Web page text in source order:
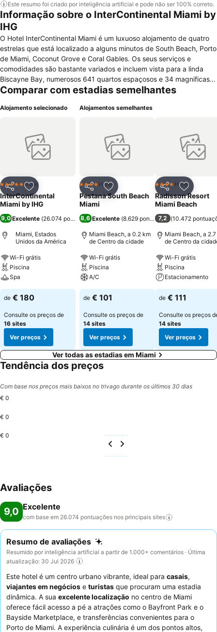
Este resumo foi criado por inteligência artificial e pode não ser 100% correto.
Informação sobre o InterContinental Miami by
IHG
O Hotel InterContinental Miami é um luxuoso alojamento de quatro
estrelas que está localizado a alguns minutos de South Beach, Porto
de Miami, Coconut Grove e Coral Gables. Os seus serviços e
comodidades são bastante variados e incluem vista para a linda
Biscayne Bay, numerosos 641 quartos espaçosos e 34 magnificas
suites, 6.131 m² de espaço para reuniões e salões de baile, 30 salas
idiomas), acesso de alta velocidade à internet /áudio/vídeo
a vapor/sauna seca, centro empresarial 24 horas, concierge, serviço
de quarto 24 horas, loja de recordações, floricultura, restaurantes,
bares, quartos para não fumadores e acessos para pessoas com
com janelas grandes com vistas incríveis, acesso de alta velocidade
à internet, banheiros em mármore com banheira e vestiário
separados, filmes pay-per-view, televisão premium via cabo, video
tábua de engomar.
Comparar com estadias semelhantes
Alojamento selecionado
PartilharAdicionar aos favoritos
5 EstrelasHotel
InterContinental
Miami by IHG
9,0 Excelente (26.074 pontuações)
Miami, Estados
Unidos da América
Wi-Fi grátis
Piscina
Spa
de € 180
Consulte os preços de
16 sites
Ver preços
Alojamentos semelhantes
PartilharAdicionar aos favoritos
4 EstrelasHotel
Pestana South Beach
Miami
8,6 Excelente (8.629 pontuações)
Miami Beach, a 0.2 km
de Centro da cidade
Wi-Fi grátis
Piscina
A/C
de € 101
Consulte os preços de
14 sites
Ver preços
Partilhar
4 EstrelasHotel
Radisson Resort
Miami Beach
7,2 (10.472
Miami Beach, a
de Centro da
Wi-Fi grátis
Piscina
Estacionamento
de € 111
Consulte os preços
14 sites
Ver preços
Ver todas as estadias em Miami
Tendência dos preços
Com base nos preços mais baixos no trivago durante os últimos 30 dias
€ 0
€ 0
€ 0
Avaliações
9,0 Excelente
com base em 26.074 pontuações nos principais sites
Resumo de avaliações
Resumido por inteligência artificial a partir de 1.000+ comentários · Última
atualização: 30 Jul 2026
Este hotel é um centro urbano vibrante, ideal para casais,
viajantes em negócios e turistas que procuram uma estadia
dinâmica. A sua excelente localização no centro de Miami
oferece fácil acesso a pé a atrações como o Bayfront Park e o
Bayside Marketplace, e transferências convenientes para o
Porto de Miami. A experiência culinária é um dos pontos altos,